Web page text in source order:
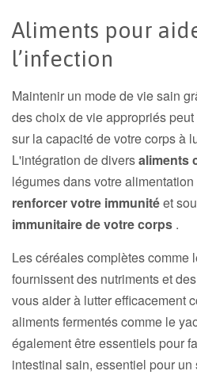
Aliments pour
l’infection
Maintenir un mode de vie sain
des choix de vie appropriés
sur la capacité de votre corps à
L'intégration de diversaliments
légumes dans votre
renforcer votre immunitéet
immunitaire de votre corps .
Les céréales complètes comme
fournissent des nutriments et
vous aider à lutter efficacement
aliments fermentés comme le
également être essentiels pour
intestinal sain, essentiel pour